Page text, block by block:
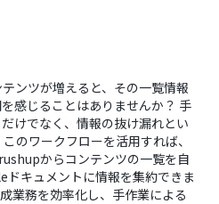
ンツが増えると、その一覧情報
感じることはありませんか？ 手
けでなく、情報の抜け漏れとい
のワークフローを活用すれば、
からコンテンツの一覧を自
キュメントに情報を集約できま
業務を効率化し、手作業による